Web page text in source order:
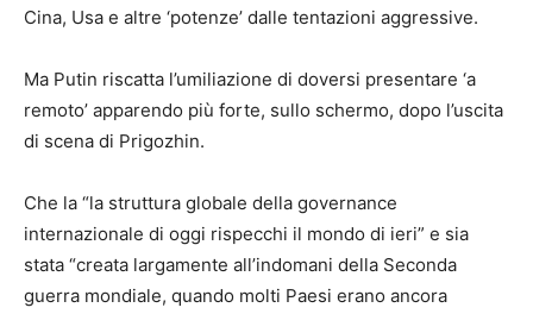
Cina, Usa e altre ‘potenze’ dalle tentazioni aggressive.
Ma Putin riscatta l’umiliazione di doversi presentare ‘a
remoto’ apparendo più forte, sullo schermo, dopo l’uscita
di scena di Prigozhin.
Che la “la struttura globale della governance
internazionale di oggi rispecchi il mondo di ieri” e sia
stata “creata largamente all’indomani della Seconda
guerra mondiale, quando molti Paesi erano ancora